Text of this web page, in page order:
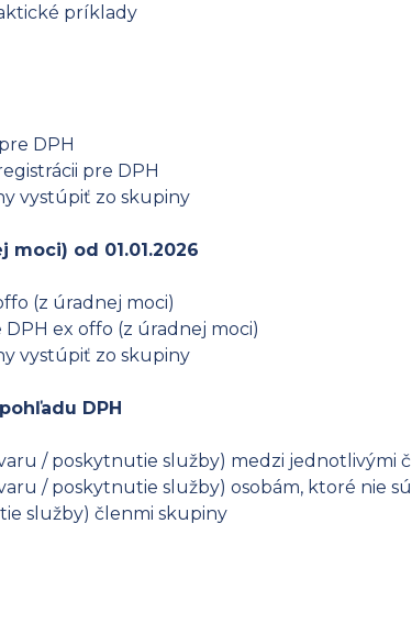
príklady
DPH
pre DPH
vystúpiť zo skupiny
moci) od 01.01.2026
(z úradnej moci)
ex offo (z úradnej moci)
vystúpiť zo skupiny
DPH
/ poskytnutie služby) medzi jednotlivými
/ poskytnutie služby) osobám, ktoré nie
služby) členmi skupiny